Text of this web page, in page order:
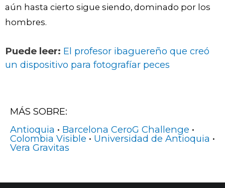
aún hasta cierto sigue siendo, dominado por los
hombres.
Puede leer: El profesor ibaguereño que creó
un dispositivo para fotografíar peces
MÁS SOBRE:
Antioquia • Barcelona CeroG Challenge •
Colombia Visible • Universidad de Antioquia •
Vera Gravitas